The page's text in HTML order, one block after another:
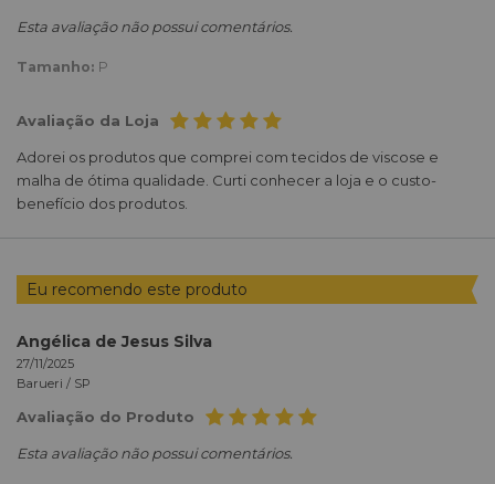
Esta avaliação não possui comentários.
Tamanho: P
Avaliação da Loja
Adorei os produtos que comprei com tecidos de viscose e
malha de ótima qualidade. Curti conhecer a loja e o custo-
benefício dos produtos.
Eu recomendo este produto
Angélica de Jesus Silva
27/11/2025
Barueri / SP
Avaliação do Produto
Esta avaliação não possui comentários.